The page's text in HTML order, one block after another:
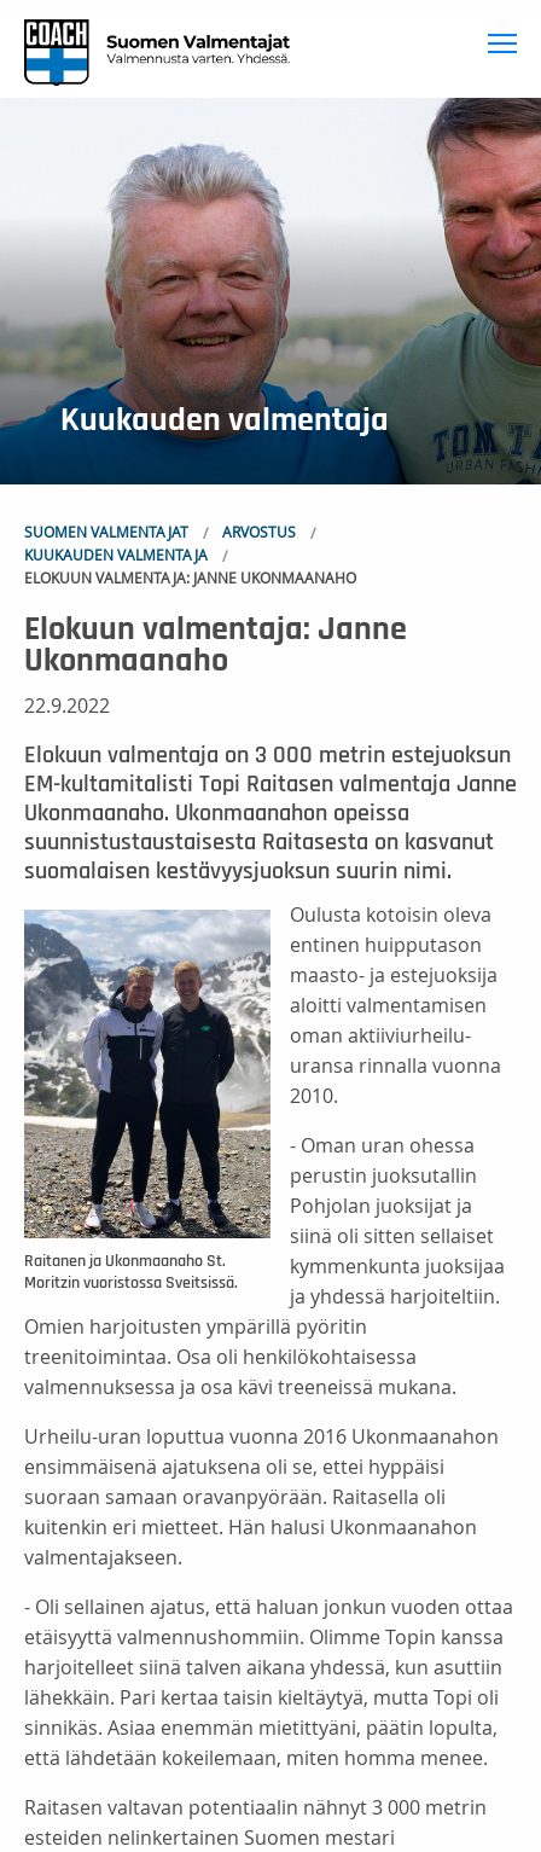
Kuukauden valmentaja
SUOMEN VALMENTAJAT
ARVOSTUS
KUUKAUDEN VALMENTAJA
ELOKUUN VALMENTAJA: JANNE UKONMAANAHO
Elokuun valmentaja: Janne
Ukonmaanaho
22.9.2022
Elokuun valmentaja on 3 000 metrin estejuoksun
EM-kultamitalisti Topi Raitasen valmentaja Janne
Ukonmaanaho. Ukonmaanahon opeissa
suunnistustaustaisesta Raitasesta on kasvanut
suomalaisen kestävyysjuoksun suurin nimi.
Raitanen ja Ukonmaanaho St.
Moritzin vuoristossa Sveitsissä.
Oulusta kotoisin oleva
entinen huipputason
maasto- ja estejuoksija
aloitti valmentamisen
oman aktiiviurheilu-
uransa rinnalla vuonna
2010.
- Oman uran ohessa
perustin juoksutallin
Pohjolan juoksijat ja
siinä oli sitten sellaiset
kymmenkunta juoksijaa
ja yhdessä harjoiteltiin.
Omien harjoitusten ympärillä pyöritin
treenitoimintaa. Osa oli henkilökohtaisessa
valmennuksessa ja osa kävi treeneissä mukana.
Urheilu-uran loputtua vuonna 2016 Ukonmaanahon
ensimmäisenä ajatuksena oli se, ettei hyppäisi
suoraan samaan oravanpyörään. Raitasella oli
kuitenkin eri mietteet. Hän halusi Ukonmaanahon
valmentajakseen.
- Oli sellainen ajatus, että haluan jonkun vuoden ottaa
etäisyyttä valmennushommiin. Olimme Topin kanssa
harjoitelleet siinä talven aikana yhdessä, kun asuttiin
lähekkäin. Pari kertaa taisin kieltäytyä, mutta Topi oli
sinnikäs. Asiaa enemmän mietittyäni, päätin lopulta,
että lähdetään kokeilemaan, miten homma menee.
Raitasen valtavan potentiaalin nähnyt 3 000 metrin
esteiden nelinkertainen Suomen mestari